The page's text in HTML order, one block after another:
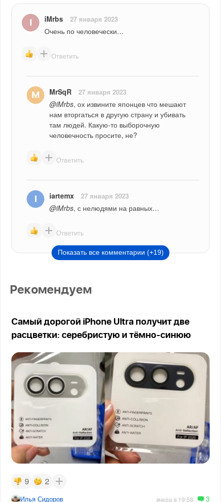
iMrbs 27 января 2023
Очень по человечески…
Ответить
MrSqR 27 января 2023
@iMrbs, ох извините японцев что мешают
нам вторгаться в другую страну и убивать
там людей. Какую-то выборочную
человечность просите, не?
Ответить
iartemx 27 января 2023
@iMrbs, с нелюдями на равных…
Ответить
Показать все комментарии (+19)
Рекомендуем
Самый дорогой iPhone Ultra получит две
расцветки: серебристую и тёмно-синюю
9 2
Илья Сидоров вчера в 19:58 3